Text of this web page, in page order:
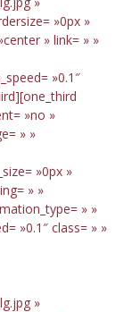
»0px »
» link= » »
»0.1″
»no »
» »
»0px »
» »
» »
»0.1″ class= » »
»